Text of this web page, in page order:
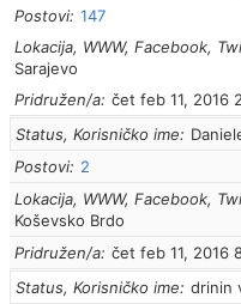
Postovi 147
Lokacija, WWW, Facebook,
Sarajevo
Pridružen/a čet feb 11, 2016
Status, Korisničko ime
Postovi
2
Lokacija, WWW, Facebook,
Koševsko Brdo
Pridružen/a čet feb 11, 2016
Status, Korisničko ime
drinin